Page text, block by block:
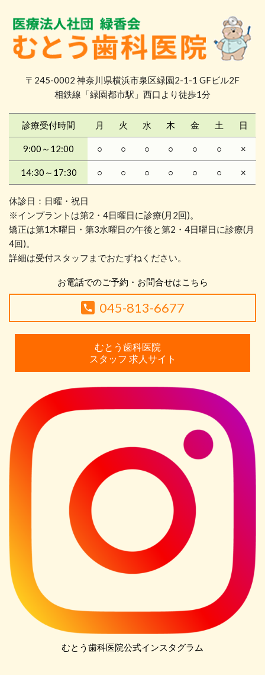
〒245-0002 神奈川県横浜市泉区緑園2-1-1 GFビル2F
相鉄線「緑園都市駅」西口より徒歩1分
診療受付時間 月 火 水 木 金 土 日
9:00～12:00 ○ ○ ○ ○ ○ ○ ×
14:30～17:30 ○ ○ ○ ○ ○ ○ ×
休診日：日曜・祝日
※インプラントは第2・4日曜日に診療(月2回)。
矯正は第1木曜日・第3水曜日の午後と第2・4日曜日に診療(月
4回)。
詳細は受付スタッフまでおたずねください。
お電話でのご予約・お問合せはこちら
045-813-6677
むとう歯科医院
スタッフ 求人サイト
むとう歯科医院公式インスタグラム